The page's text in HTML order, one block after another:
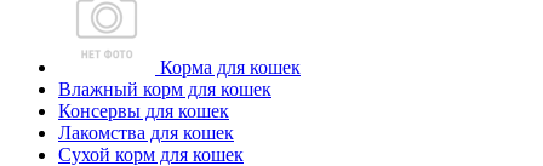
Корма для кошек
Влажный корм для кошек
Консервы для кошек
Лакомства для кошек
Сухой корм для кошек